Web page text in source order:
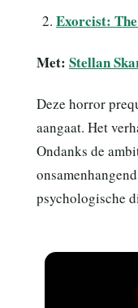
Exorcist:
Met: Stellan
Deze horror
aangaat. Het
Ondanks de
psychologische